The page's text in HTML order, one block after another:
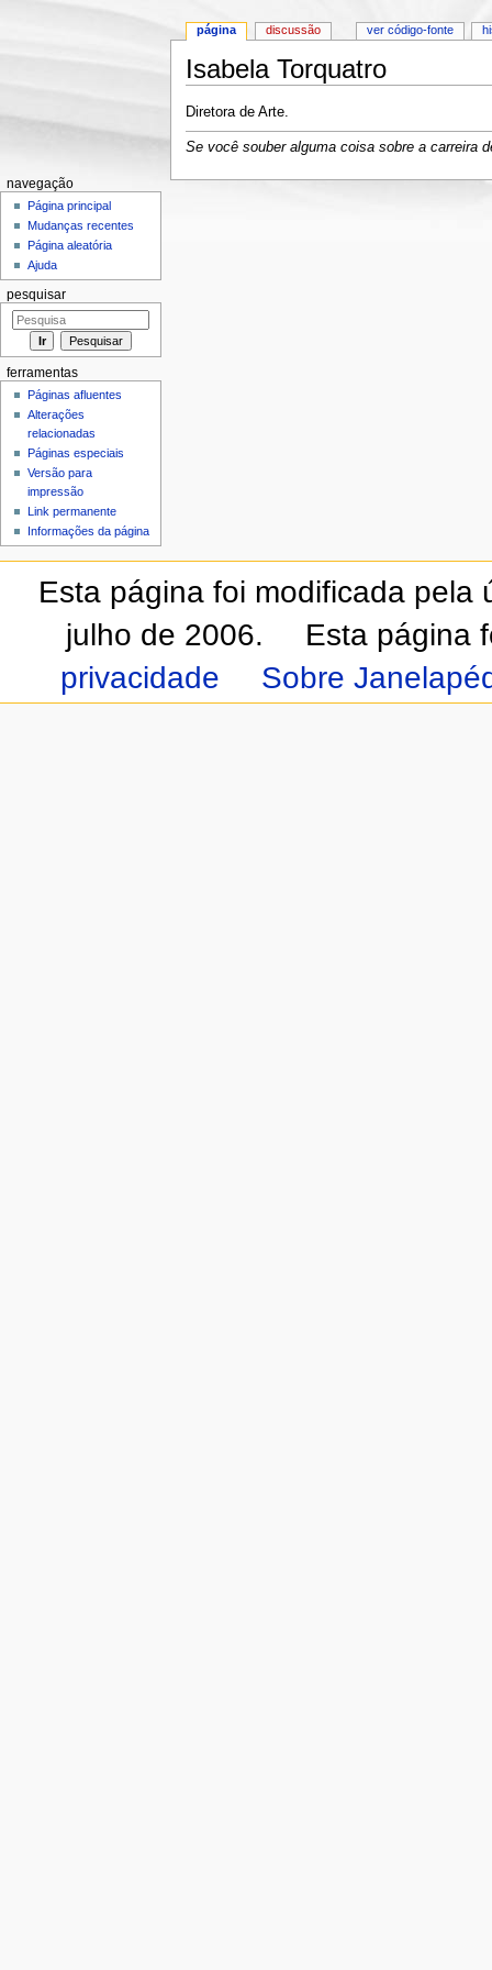
Isabela Torquatro
Diretora de Arte.
Se você souber alguma coisa sobre a carreira
página discussão ver código-fonte
navegação
Página principal
Mudanças recentes
Página aleatória
Ajuda
pesquisar
ferramentas
Páginas afluentes
Alterações
relacionadas
Páginas especiais
Versão para
impressão
Link permanente
Informações da página
Esta página foi modificada pela
julho de 2006.
Esta página
privacidade
Sobre